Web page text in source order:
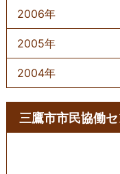
2006年
2005年
2004年
三鷹市市民協働